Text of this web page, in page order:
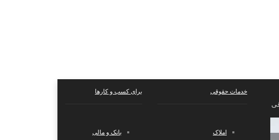
برای کسب و کارها
بانک و مالی
خدمات حقوقی
املاک